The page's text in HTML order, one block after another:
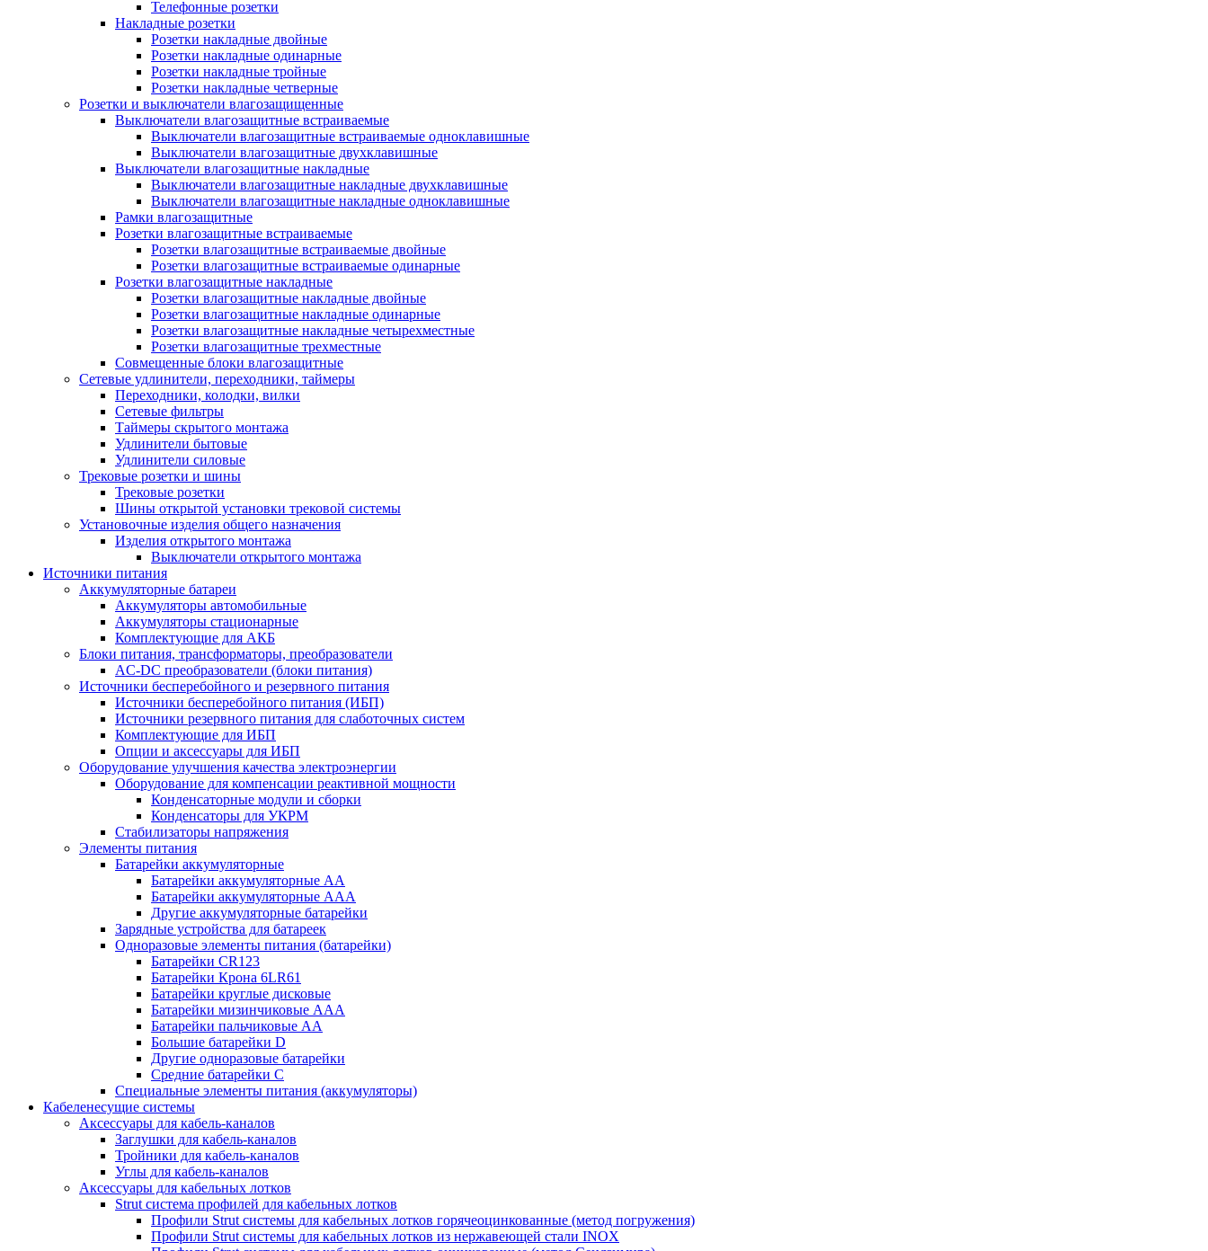
Телефонные розетки
Накладные розетки
Розетки накладные двойные
Розетки накладные одинарные
Розетки накладные тройные
Розетки накладные четверные
Розетки и выключатели влагозащищенные
Выключатели влагозащитные встраиваемые
Выключатели влагозащитные встраиваемые одноклавишные
Выключатели влагозащитные двухклавишные
Выключатели влагозащитные накладные
Выключатели влагозащитные накладные двухклавишные
Выключатели влагозащитные накладные одноклавишные
Рамки влагозащитные
Розетки влагозащитные встраиваемые
Розетки влагозащитные встраиваемые двойные
Розетки влагозащитные встраиваемые одинарные
Розетки влагозащитные накладные
Розетки влагозащитные накладные двойные
Розетки влагозащитные накладные одинарные
Розетки влагозащитные накладные четырехместные
Розетки влагозащитные трехместные
Совмещенные блоки влагозащитные
Сетевые удлинители, переходники, таймеры
Переходники, колодки, вилки
Сетевые фильтры
Таймеры скрытого монтажа
Удлинители бытовые
Удлинители силовые
Трековые розетки и шины
Трековые розетки
Шины открытой установки трековой системы
Установочные изделия общего назначения
Изделия открытого монтажа
Выключатели открытого монтажа
Источники питания
Аккумуляторные батареи
Аккумуляторы автомобильные
Аккумуляторы стационарные
Комплектующие для АКБ
Блоки питания, трансформаторы, преобразователи
AC-DC преобразователи (блоки питания)
Источники бесперебойного и резервного питания
Источники бесперебойного питания (ИБП)
Источники резервного питания для слаботочных систем
Комплектующие для ИБП
Опции и аксессуары для ИБП
Оборудование улучшения качества электроэнергии
Оборудование для компенсации реактивной мощности
Конденсаторные модули и сборки
Конденсаторы для УКРМ
Стабилизаторы напряжения
Элементы питания
Батарейки аккумуляторные
Батарейки аккумуляторные АА
Батарейки аккумуляторные ААА
Другие аккумуляторные батарейки
Зарядные устройства для батареек
Одноразовые элементы питания (батарейки)
Батарейки CR123
Батарейки Крона 6LR61
Батарейки круглые дисковые
Батарейки мизинчиковые ААА
Батарейки пальчиковые АА
Большие батарейки D
Другие одноразовые батарейки
Средние батарейки C
Специальные элементы питания (аккумуляторы)
Кабеленесущие системы
Аксессуары для кабель-каналов
Заглушки для кабель-каналов
Тройники для кабель-каналов
Углы для кабель-каналов
Аксессуары для кабельных лотков
Strut система профилей для кабельных лотков
Профили Strut системы для кабельных лотков горячеоцинкованные (метод погружения)
Профили Strut системы для кабельных лотков из нержавеющей стали INOX